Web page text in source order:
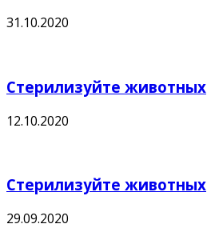
31.10.2020
Стерилизуйте животных
12.10.2020
Стерилизуйте животных
29.09.2020